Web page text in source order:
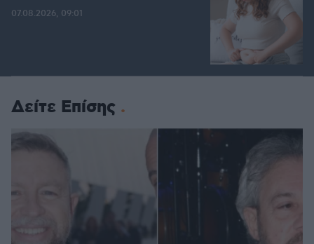
07.08.2026, 09:01
Δείτε Επίσης